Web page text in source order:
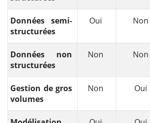
Données semi-
structurées
Oui Non
Données non
structurées
Non Non
Gestion de gros
volumes
Non Oui